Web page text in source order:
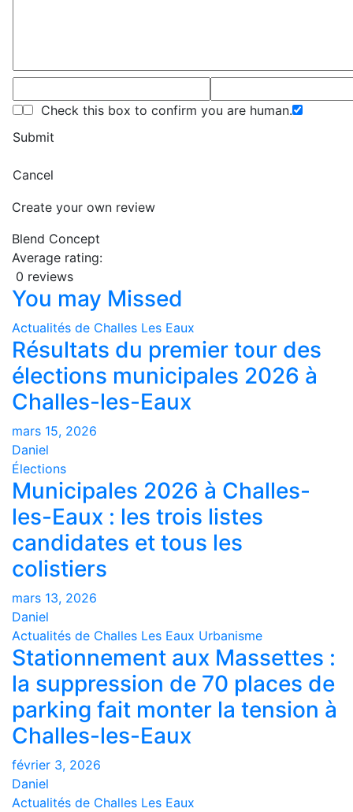
Check this box to confirm you are human.
Submit
Cancel
Create your own review
Blend Concept
Average rating:
0 reviews
You may Missed
Actualités de Challes Les Eaux
Résultats du premier tour des
élections municipales 2026 à
Challes-les-Eaux
mars 15, 2026
Daniel
Élections
Municipales 2026 à Challes-
les-Eaux : les trois listes
candidates et tous les
colistiers
mars 13, 2026
Daniel
Actualités de Challes Les Eaux Urbanisme
Stationnement aux Massettes :
la suppression de 70 places de
parking fait monter la tension à
Challes-les-Eaux
février 3, 2026
Daniel
Actualités de Challes Les Eaux